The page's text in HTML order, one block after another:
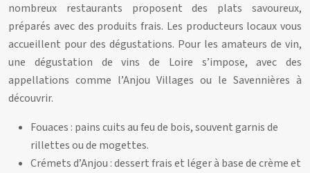
nombreux restaurants proposent des plats savoureux,
préparés avec des produits frais. Les producteurs locaux vous
accueillent pour des dégustations. Pour les amateurs de vin,
une dégustation de vins de Loire s’impose, avec des
appellations comme l’Anjou Villages ou le Savennières à
découvrir.
Fouaces : pains cuits au feu de bois, souvent garnis de
rillettes ou de mogettes.
Crémets d’Anjou : dessert frais et léger à base de crème et